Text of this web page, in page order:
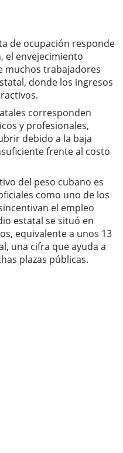
de ocupación responde
el envejecimiento
muchos trabajadores
donde los ingresos
corresponden
y profesionales,
debido a la baja
frente al costo
del peso cubano es
como uno de los
el empleo
estatal se situó en
equivalente a unos 13
una cifra que ayuda a
plazas públicas.